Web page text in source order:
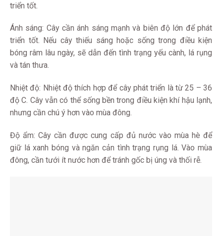
triển tốt.
Ánh sáng: Cây cần ánh sáng mạnh và biên độ lớn để phát
triển tốt. Nếu cây thiếu sáng hoặc sống trong điều kiện
bóng râm lâu ngày, sẽ dẫn đến tình trạng yếu cành, lá rụng
và tán thưa.
Nhiệt độ: Nhiệt độ thích hợp để cây phát triển là từ 25 – 36
độ C. Cây vẫn có thể sống bền trong điều kiện khí hậu lạnh,
nhưng cần chú ý hơn vào mùa đông.
Độ ẩm: Cây cần được cung cấp đủ nước vào mùa hè để
giữ lá xanh bóng và ngăn cản tình trạng rụng lá. Vào mùa
đông, cần tưới ít nước hơn để tránh gốc bị úng và thối rễ.